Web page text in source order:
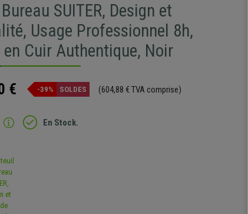
SUITER, Design et
Usage Professionnel 8h,
en Cuir Authentique, Noir
€ -39% SOLDES (604,88 € TVA comprise)
En Stock.